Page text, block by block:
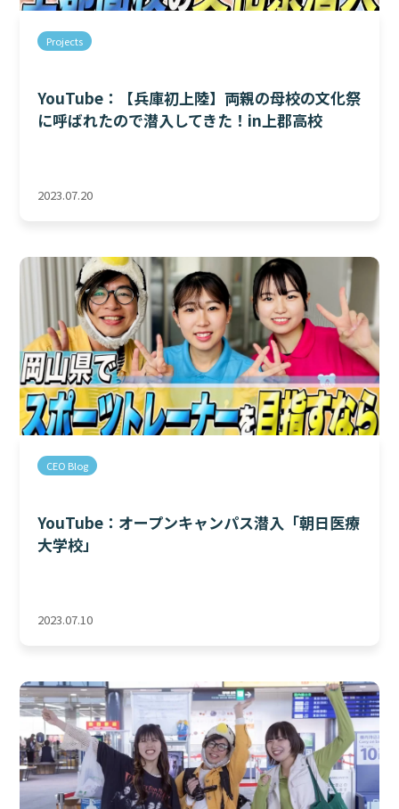
Projects
YouTube：【兵庫初上陸】両親の母校の文化祭
に呼ばれたので潜入してきた！in上郡高校
2023.07.20
CEO Blog
YouTube：オープンキャンパス潜入「朝日医療
大学校」
2023.07.10